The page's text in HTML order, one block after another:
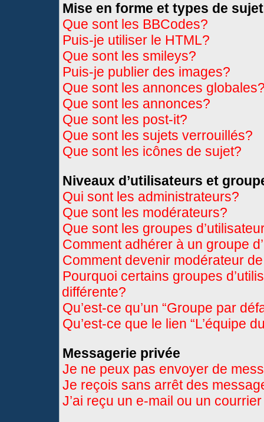
Mise en forme et types de sujet
Que sont les BBCodes?
Puis-je utiliser le HTML?
Que sont les smileys?
Puis-je publier des images?
Que sont les annonces
Que sont les annonces?
Que sont les post-it?
Que sont les sujets verrouillés?
Que sont les icônes de sujet?
Niveaux d’utilisateurs et
Qui sont les administrateurs?
Que sont les modérateurs?
Que sont les groupes
Comment adhérer à un groupe
Comment devenir modérateur
Pourquoi certains groupes
différente?
Qu’est-ce qu’un “Groupe par
Qu’est-ce que le lien “L’équipe
Messagerie privée
Je ne peux pas envoyer de
Je reçois sans arrêt des
J’ai reçu un e-mail ou un